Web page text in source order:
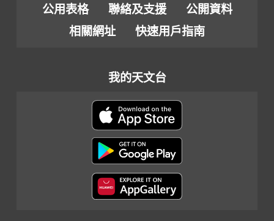
公用表格 聯絡及支援
公開資料
相關網址
快速用戶指南
我的天文台